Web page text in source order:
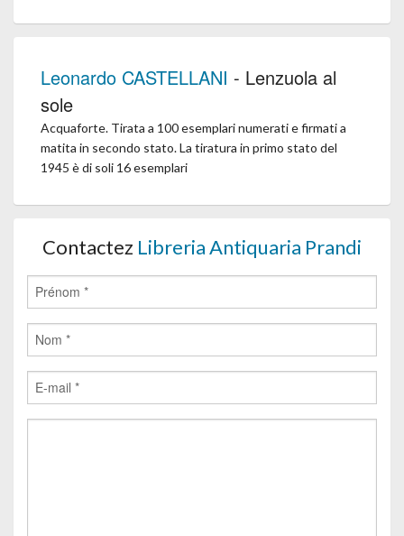
Leonardo CASTELLANI - Lenzuola al
sole
Acquaforte. Tirata a 100 esemplari numerati e firmati a
matita in secondo stato. La tiratura in primo stato del
1945 è di soli 16 esemplari
Contactez Libreria Antiquaria Prandi